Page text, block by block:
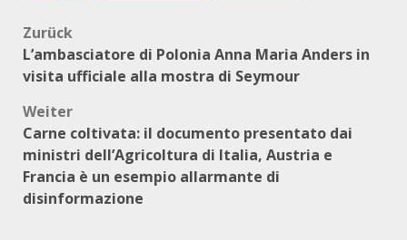
Beitragsnavigation
Zurück
L’ambasciatore di Polonia Anna Maria Anders in
visita ufficiale alla mostra di Seymour
Weiter
Carne coltivata: il documento presentato dai
ministri dell’Agricoltura di Italia, Austria e
Francia è un esempio allarmante di
disinformazione